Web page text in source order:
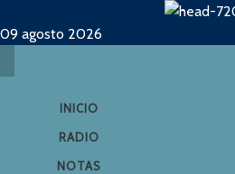
09 agosto 2026
INICIO
RADIO
NOTAS